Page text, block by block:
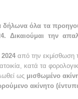
δήλωνα όλα τα
Δικαιούμαι την
από την εκμίσθωση
κατά τα
ως μισθωμένο
ακίνητο